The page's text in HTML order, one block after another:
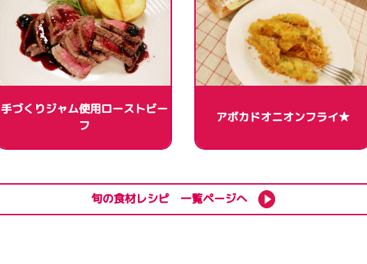
手づくりジャム使用ローストビー
フ
アボカドオニオンフライ★
旬の食材レシピ 一覧ページへ